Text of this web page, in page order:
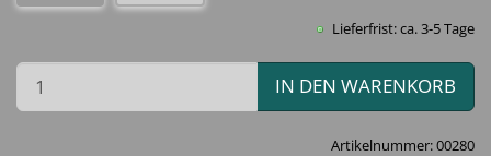
Lieferfrist: ca. 3-5 Tage
IN DEN WARENKORB
Artikelnummer:00280